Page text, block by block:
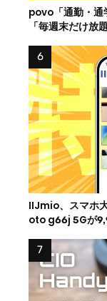
povo「通勤・通
「毎週末だけ放
IIJmio、スマホ
oto g66j 5Gが